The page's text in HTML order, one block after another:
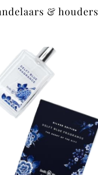
& houders